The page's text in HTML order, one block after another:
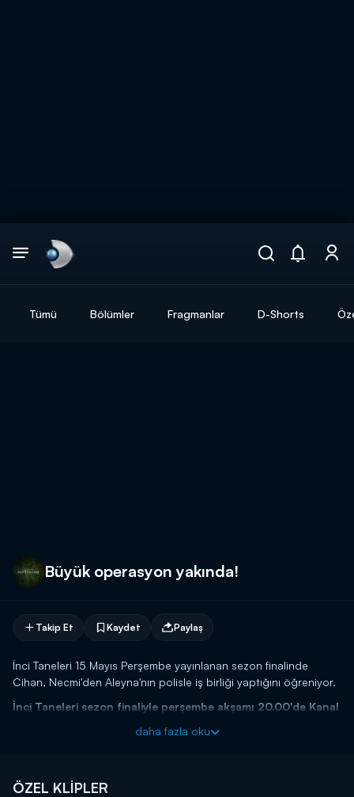
Tümü Bölümler Fragmanlar D-Shorts
Büyük operasyon yakında!
Takip Et Kaydet Paylaş
İnci Taneleri 15 Mayıs Perşembe yayınlanan sezon finalinde
Cihan, Necmi'den Aleyna'nın polisle iş birliği yaptığını öğreniyor.
İnci Taneleri sezon finaliyle perşembe akşamı 20.00'de Kanal
daha fazla oku
ÖZEL KLİPLER